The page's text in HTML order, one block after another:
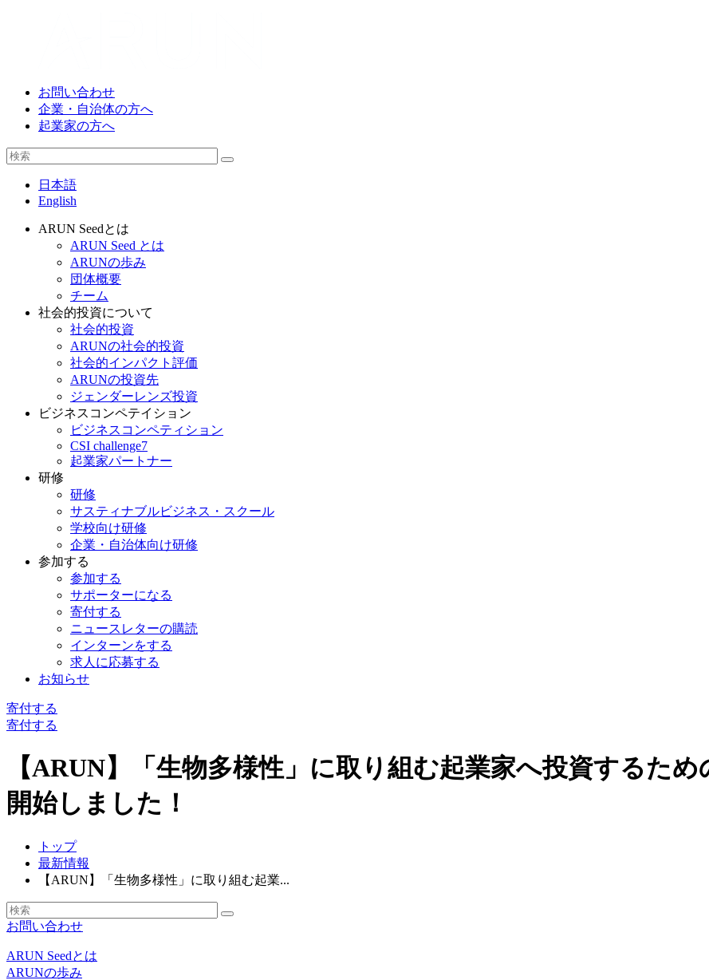
お問い合わせ
企業・自治体の方へ
起業家の方へ
日本語
English
ARUN Seedとは
ARUN Seed とは
ARUNの歩み
団体概要
チーム
社会的投資について
社会的投資
ARUNの社会的投資
社会的インパクト評価
ARUNの投資先
ジェンダーレンズ投資
ビジネスコンペテイション
ビジネスコンペティション
CSI challenge7
起業家パートナー
研修
研修
サスティナブルビジネス・スクール
学校向け研修
企業・自治体向け研修
参加する
参加する
サポーターになる
寄付する
ニュースレターの購読
インターンをする
求人に応募する
お知らせ
寄付する
寄付する
【ARUN】「生物多様性」に取り組む起業家へ投資するた
開始しました！
トップ
最新情報
【ARUN】「生物多様性」に取り組む起業...
お問い合わせ
ARUN Seedとは
ARUNの歩み